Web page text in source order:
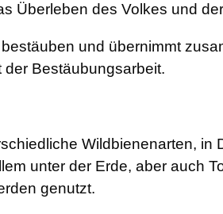
Überleben des Volkes und
und übernimmt
Bestäubungsarbeit.
Wildbienenarten,
unter der Erde, aber auch
genutzt.